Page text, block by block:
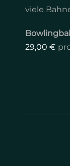
viele
29,00 €